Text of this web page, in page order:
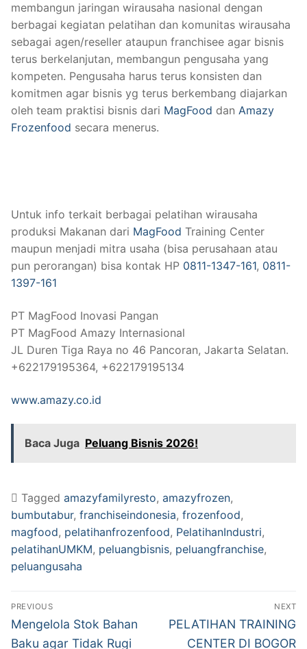
membangun jaringan wirausaha nasional dengan
berbagai kegiatan pelatihan dan komunitas wirausaha
sebagai agen/reseller ataupun franchisee agar bisnis
terus berkelanjutan, membangun pengusaha yang
kompeten. Pengusaha harus terus konsisten dan
komitmen agar bisnis yg terus berkembang diajarkan
oleh team praktisi bisnis dari MagFood dan Amazy
Frozenfood secara menerus.
Untuk info terkait berbagai pelatihan wirausaha
produksi Makanan dari MagFood Training Center
maupun menjadi mitra usaha (bisa perusahaan atau
pun perorangan) bisa kontak HP 0811-1347-161, 0811-
1397-161
PT MagFood Inovasi Pangan
PT MagFood Amazy Internasional
JL Duren Tiga Raya no 46 Pancoran, Jakarta Selatan.
‪+622179195364‬, ‪+622179195134‬
www.amazy.co.id
Baca Juga Peluang Bisnis 2026!
Tagged amazyfamilyresto, amazyfrozen,
bumbutabur, franchiseindonesia, frozenfood,
magfood, pelatihanfrozenfood, PelatihanIndustri,
pelatihanUMKM, peluangbisnis, peluangfranchise,
peluangusaha
PREVIOUS
Mengelola Stok Bahan
Baku agar Tidak Rugi
NEXT
PELATIHAN TRAINING
CENTER DI BOGOR